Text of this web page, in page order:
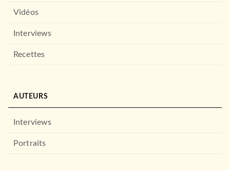
Vidéos
Interviews
Recettes
AUTEURS
Interviews
Portraits